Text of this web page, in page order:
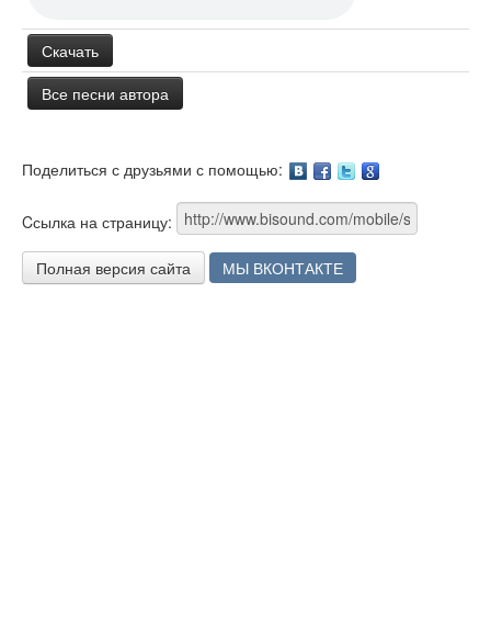
Скачать
Все песни автора
Поделиться с друзьями с помощью:
Cсылка на страницу:
Полная версия сайта МЫ ВКОНТАКТЕ